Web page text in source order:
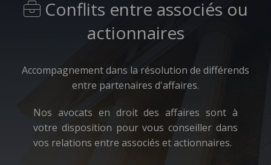
Conflits entre associés ou
actionnaires
Accompagnement dans la résolution de différends
entre partenaires d'affaires.
Nos avocats en droit des affaires sont à
votre disposition pour vous conseiller dans
vos relations entre associés et actionnaires.